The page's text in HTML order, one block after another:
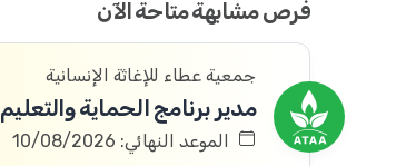
فرص مشابهة متاحة الآن
جمعية عطاء للإغاثة الإنسانية
مدير برنامج الحماية والتعليم
الموعد النهائي: 10/08/2026